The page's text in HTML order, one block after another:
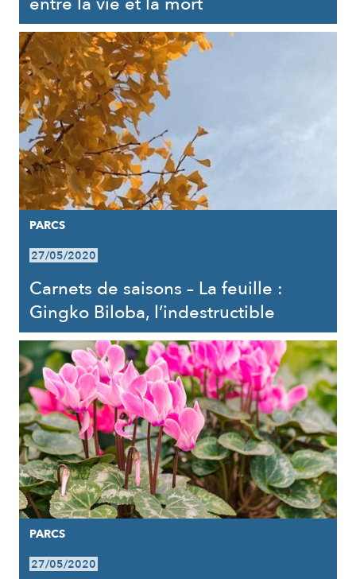
PARCS
27/05/2020
Carnets de saisons – La feuille :
Gingko Biloba, l’indestructible
PARCS
27/05/2020